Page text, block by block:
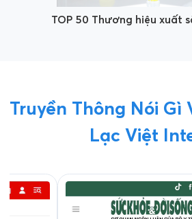
TOP 50 Thương hiệu xuất
Truyền Thông Nói Gì
Lạc Việt